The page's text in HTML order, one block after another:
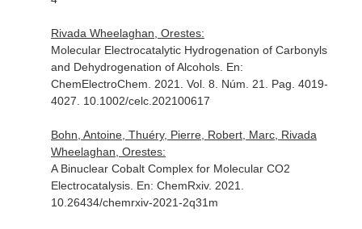
Rivada Wheelaghan, Orestes:
Molecular Electrocatalytic Hydrogenation of Carbonyls
and Dehydrogenation of Alcohols. En:
ChemElectroChem . 2021. Vol. 8. Núm. 21. Pag. 4019-
4027. 10.1002/celc.202100617
Bohn, Antoine, Thuéry, Pierre, Robert, Marc, Rivada
Wheelaghan, Orestes:
A Binuclear Cobalt Complex for Molecular CO2
Electrocatalysis. En: ChemRxiv. 2021.
10.26434/chemrxiv-2021-2q31m